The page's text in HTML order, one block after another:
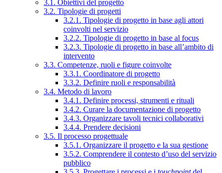
3.1. Obiettivi del progetto
3.2. Tipologie di progetti
3.2.1. Tipologie di progetto in base agli attori
coinvolti nel servizio
3.2.2. Tipologie di progetto in base al focus
3.2.3. Tipologie di progetto in base all’ambito di
intervento
3.3. Competenze, ruoli e figure coinvolte
3.3.1. Coordinatore di progetto
3.3.2. Definire ruoli e responsabilità
3.4. Metodo di lavoro
3.4.1. Definire processi, strumenti e rituali
3.4.2. Curare la documentazione di progetto
3.4.3. Organizzare tavoli tecnici collaborativi
3.4.4. Prendere decisioni
3.5. Il processo progettuale
3.5.1. Organizzare il progetto e la sua gestione
3.5.2. Comprendere il contesto d’uso del servizio
pubblico